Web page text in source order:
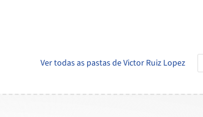
Ver todas as pastas de Victor Ruiz Lopez